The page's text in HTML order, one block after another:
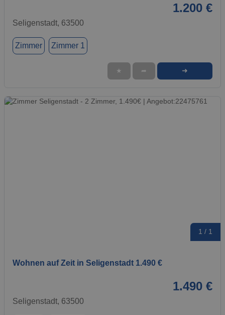
1.200 €
Seligenstadt, 63500
Zimmer Zimmer 1
★ ➦ ➜
1 / 1
Wohnen auf Zeit in Seligenstadt 1.490 €
1.490 €
Seligenstadt, 63500